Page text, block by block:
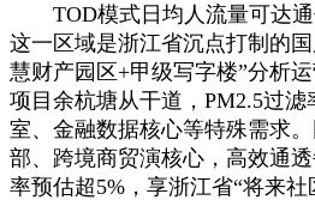
TOD模式日均人流量可达通
这一区域是浙江省沉点打制的
慧财产园区+甲级写字楼”分析
项目余杭塘从干道，PM2.5过滤
室、金融数据核心等特殊需求
部、跨境商贸演核心，高效通
率预估超5%，享浙江省“将来